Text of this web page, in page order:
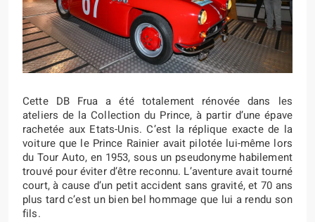
Cette DB Frua a été totalement rénovée dans les
ateliers de la Collection du Prince, à partir d’une épave
rachetée aux Etats-Unis. C’est la réplique exacte de la
voiture que le Prince Rainier avait pilotée lui-même lors
du Tour Auto, en 1953, sous un pseudonyme habilement
trouvé pour éviter d’être reconnu. L’aventure avait tourné
court, à cause d’un petit accident sans gravité, et 70 ans
plus tard c’est un bien bel hommage que lui a rendu son
fils.